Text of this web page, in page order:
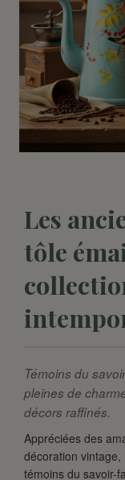
Les
tôle
Témoins du
pleines de
décors raffinés.
Appréciées des
décoration
témoins du savoir-